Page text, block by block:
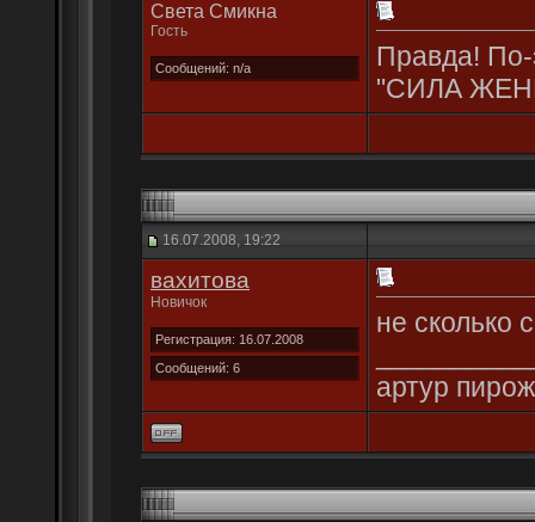
Света Смикна
Гость
Сообщений: n/a
Правда! По-
"СИЛА
16.07.2008, 19:22
вахитова
Новичок
Регистрация: 16.07.2008
Сообщений: 6
не сколько
артур